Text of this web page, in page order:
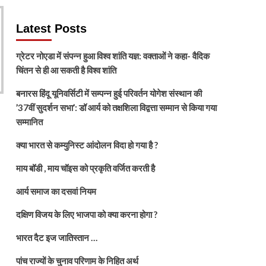
Latest Posts
ग्रेटर नोएडा में संपन्न हुआ विश्व शांति यज्ञ: वक्ताओं ने कहा- वैदिक
चिंतन से ही आ सकती है विश्व शांति
बनारस हिंदू यूनिवर्सिटी में सम्पन्न हुई परिवर्तन योगेश संस्थान की
’37वीं सुदर्शन सभा’: डॉ आर्य को तक्षशिला विद्वत्ता सम्मान से किया गया
सम्मानित
क्या भारत से कम्युनिस्ट आंदोलन विदा हो गया है ?
माय बॉडी , माय चॉइस को प्रकृति वर्जित करती है
आर्य समाज का दसवां नियम
दक्षिण विजय के लिए भाजपा को क्या करना होगा ?
भारत दैट इज जातिस्तान …
पांच राज्यों के चुनाव परिणाम के निहित अर्थ